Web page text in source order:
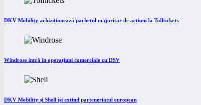
DKV Mobility achiziționează pachetul majoritar de acțiuni la Tolltickets
Windrose intră în operațiuni comerciale cu DSV
DKV Mobility și Shell își extind parteneriatul european